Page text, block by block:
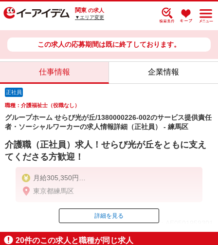
関東 の求人
▼エリア変更
この求人の応募期間は既に終了しております。
仕事情報 企業情報
正社員
職種：介護福祉士（役職なし）
グループホーム せらび光が丘/1380000226-002のサービス提供責任
者・ソーシャルワーカーの求人情報詳細（正社員） - 練馬区
介護職（正社員）求人！せらび光が丘をともに支え
てくださる方歓迎！
月給305,350円
＜給与補足＞居住支援特別手当20,000円/月含む。
0円（深夜割増＋夜勤手当）
東京都練馬区
ID：AE0501959301
詳細を見る
20件のこの求人と職種が同じ求人